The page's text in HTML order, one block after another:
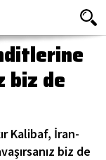
biz de
Kalibaf, İran-
biz de